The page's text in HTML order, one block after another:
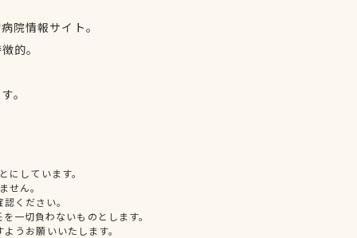
院情報サイト。
的。
。
しています。
せん。
ください。
一切負わないものとします。
うお願いいたします。